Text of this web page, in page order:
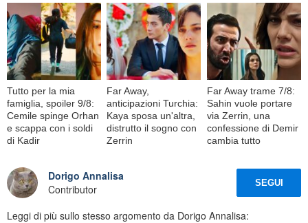
Tutto per la mia
famiglia, spoiler 9/8:
Cemile spinge Orhan
e scappa con i soldi
di Kadir
Far Away,
anticipazioni Turchia:
Kaya sposa un'altra,
distrutto il sogno con
Zerrin
Far Away trame 7/8:
Sahin vuole portare
via Zerrin, una
confessione di Demir
cambia tutto
Dorigo Annalisa
Contributor
SEGUI
Leggi di più sullo stesso argomento da Dorigo Annalisa: